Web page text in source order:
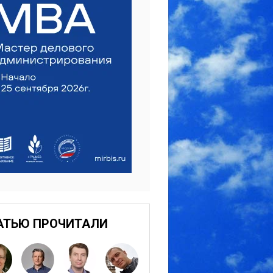
ПРОЧИТАЛИ